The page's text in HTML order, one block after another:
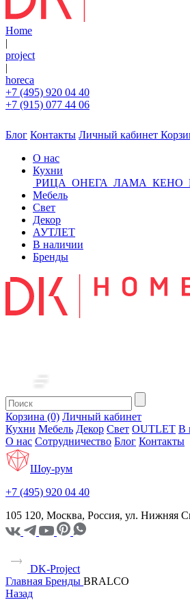
Home
|
project
|
horeca
+7 (495) 920 04 40
+7 (915) 077 44 06
Блог Контакты Личный кабинет
О нас
Кухни
РИЦА ОНЕГА ЛАМА КЕНО
Мебель
Свет
Декор
АУТЛЕТ
В наличии
Бренды
Корзина (0) Личный кабинет
Кухни Мебель Декор Свет OUTLET В
О нас Сотрудничество Блог Контакты
Шоу-рум
+7 (495) 920 04 40
105 120, Москва, Россия, ул. Нижняя
DK-Project
Главная Бренды BRALCO
Назад